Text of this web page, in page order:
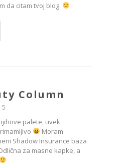
da citam tvoj blog.
Column
palete, uvek
Moram
Shadow Insurance baza
za masne kapke, a